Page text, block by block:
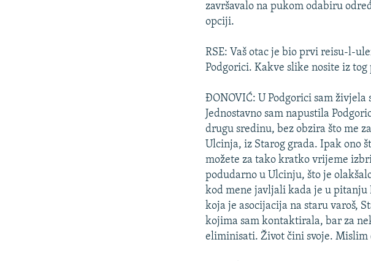
završavalo na pukom odabiru
opciji.
RSE: Vaš otac je bio prvi reisu-l-
Podgorici. Kakve slike nosite iz tog
ĐONOVIĆ: U Podgorici sam živjela
Jednostavno sam napustila
drugu sredinu, bez obzira što me
Ulcinja, iz Starog grada. Ipak ono
možete za tako kratko vrijeme
podudarno u Ulcinju, što je
kod mene javljali kada je u pitanju
koja je asocijacija na staru varoš,
kojima sam kontaktirala, bar za
eliminisati. Život čini svoje. Mislim